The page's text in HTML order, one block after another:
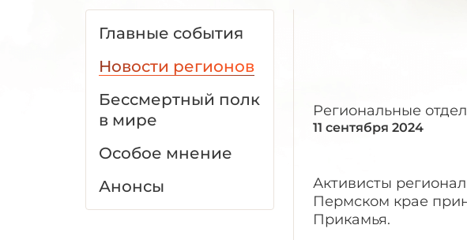
Главные события
Новости регионов
Бессмертный полк
в мире
Особое мнение
Анонсы
Региональные
11 сентября 2024
Активисты
Пермском крае
Прикамья.